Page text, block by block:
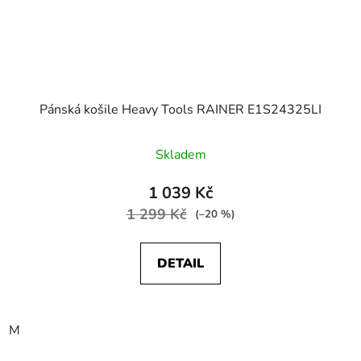
Pánská košile Heavy Tools RAINER E1S24325LI
Skladem
1 039 Kč
1 299 Kč (–20 %)
DETAIL
M